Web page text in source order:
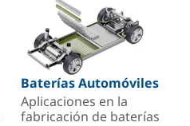
Baterías Automóviles
Aplicaciones en la
fabricación de baterías